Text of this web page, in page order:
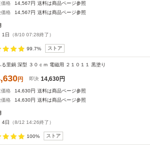
価格 14,567円 送料は商品ページ参照
価格
14,567円 送料は商品ページ参照
1日 （8/10 07:28終了）
99.7% ストア
る里鍋 深型 ３０ｃｍ 電磁用 ２１０１１ 黒塗り
円 即決 14,630円
価格 14,630円 送料は商品ページ参照
価格
14,630円 送料は商品ページ参照
4日 （8/12 14:26終了）
100% ストア